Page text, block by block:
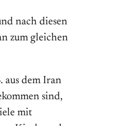
nach diesen
zum gleichen
aus dem Iran
sind,
mit